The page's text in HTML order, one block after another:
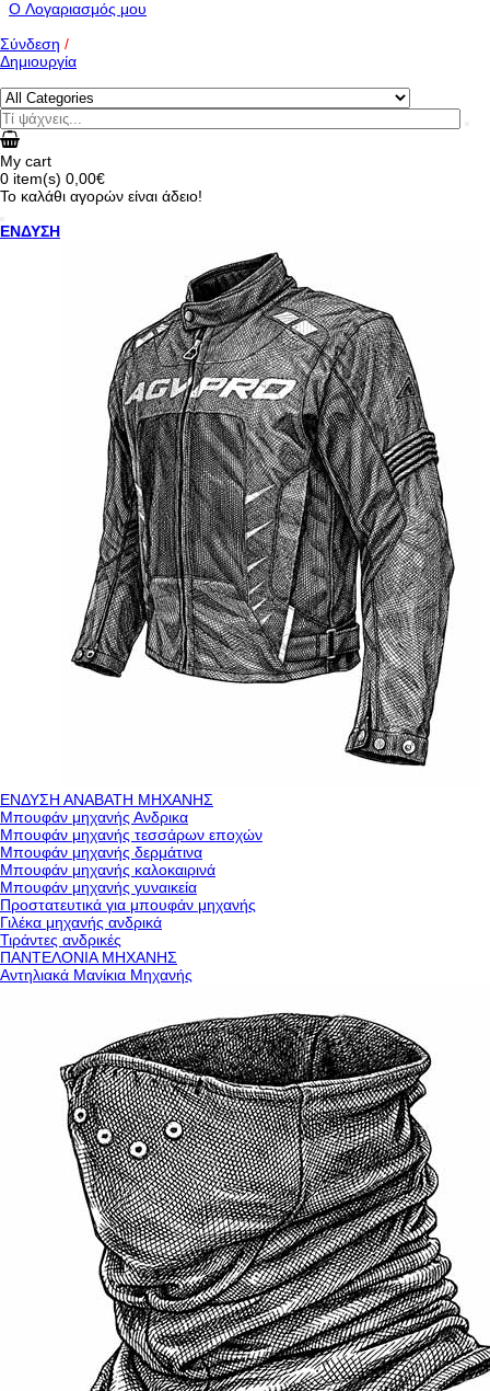
O Λογαριασμός μου
Σύνδεση /
Δημιουργία
My cart
0 item(s) 0,00€
Το καλάθι αγορών είναι άδειο!
ΕΝΔΥΣΗ
ΕΝΔΥΣΗ ΑΝΑΒΑΤΗ ΜΗΧΑΝΗΣ
Μπουφάν μηχανής Ανδρικα
Μπουφάν μηχανής τεσσάρων εποχών
Μπουφάν μηχανής δερμάτινα
Μπουφάν μηχανής καλοκαιρινά
Μπουφάν μηχανής γυναικεία
Προστατευτικά για μπουφάν μηχανής
Γιλέκα μηχανής ανδρικά
Τιράντες ανδρικές
ΠΑΝΤΕΛΟΝΙΑ ΜΗΧΑΝΗΣ
Αντηλιακά Μανίκια Μηχανής